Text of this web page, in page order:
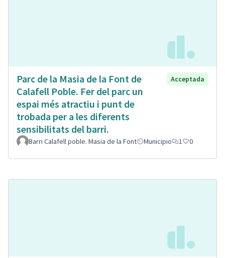
Parc de la Masia de la Font de
Calafell Poble. Fer del parc un
espai més atractiu i punt de
trobada per a les diferents
sensibilitats del barri.
Acceptada
Barri Calafell poble. Masia de la Font Municipio 1 0